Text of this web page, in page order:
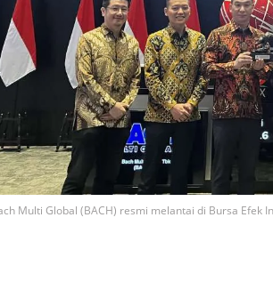
Multi Global (BACH) resmi melantai di Bursa